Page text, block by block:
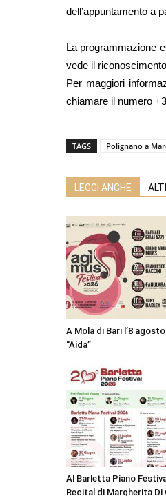
dell’appuntamento a
La programmazione
vede il
Per maggiori
chiamare il numero
TAGS Polignano a
LEGGI ANCHE
A Mola di Bari l’8
“Aida”
Al Barletta Piano
Recital di Margherita Di